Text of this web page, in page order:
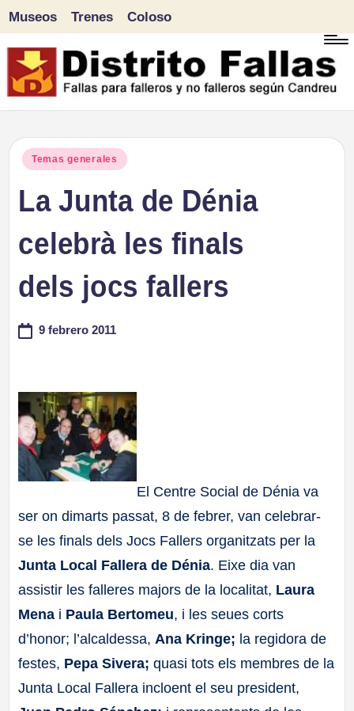
Saltar
al
Museos Trenes Coloso
Publicado
Temas generales
La Junta de Dénia
celebrà les finals
dels jocs fallers
9 febrero 2011
El Centre Social de Dénia va
ser on dimarts passat, 8 de febrer, van celebrar-
se les finals dels Jocs Fallers organitzats per la
Junta Local Fallera de Dénia. Eixe dia van
assistir les falleres majors de la localitat, Laura
Mena i Paula Bertomeu, i les seues corts
d’honor; l’alcaldessa, Ana Kringe; la regidora de
festes, Pepa Sivera; quasi tots els membres de la
Junta Local Fallera incloent el seu president,